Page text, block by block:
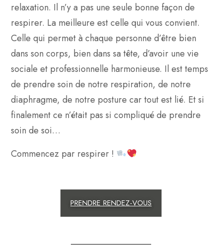
relaxation. Il n’y a pas une seule bonne façon de
respirer. La meilleure est celle qui vous convient.
Celle qui permet à chaque personne d’être bien
dans son corps, bien dans sa tête, d’avoir une vie
sociale et professionnelle harmonieuse. Il est temps
de prendre soin de notre respiration, de notre
diaphragme, de notre posture car tout est lié. Et si
finalement ce n’était pas si compliqué de prendre
soin de soi…
Commencez par respirer !
PRENDRE RENDEZ-VOUS